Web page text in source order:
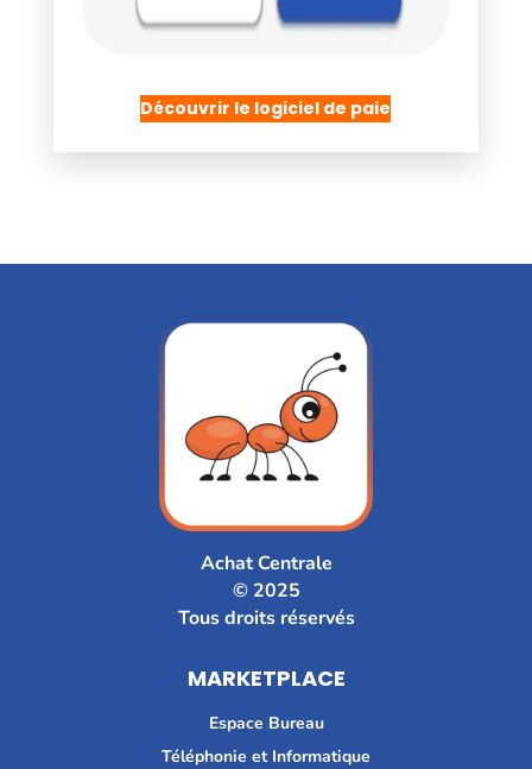
Découvrir le logiciel de paie
Achat Centrale
© 2025
Tous droits réservés
MARKETPLACE
Espace Bureau
Téléphonie et Informatique